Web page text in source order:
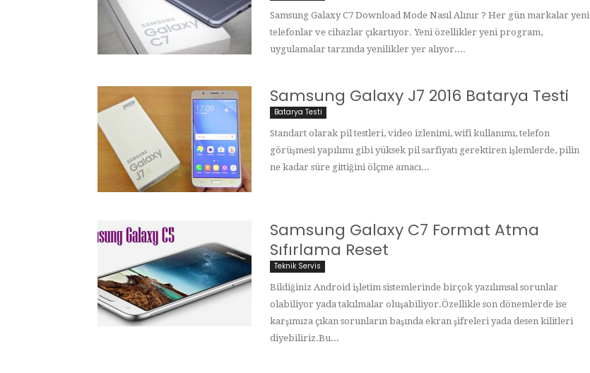
Samsung Galaxy C7 Download Mode Nasıl Alınır ? Her gün markalar yeni
telefonlar ve cihazlar çıkartıyor. Yeni özellikler yeni program,
uygulamalar tarzında yenilikler yer alıyor....
Samsung Galaxy J7 2016 Batarya Testi
Batarya Testi
Standart olarak pil testleri, video izlenimi, wifi kullanımı, telefon
görüşmesi yapılımı gibi yüksek pil sarfiyatı gerektiren işlemlerde, pilin
ne kadar süre gittiğini ölçme amacı...
Samsung Galaxy C7 Format Atma
Sıfırlama Reset
Teknik Servis
Bildiğiniz Android işletim sistemlerinde birçok yazılımsal sorunlar
olabiliyor yada takılmalar oluşabiliyor.Özellikle son dönemlerde ise
karşımıza çıkan sorunların başında ekran şifreleri yada desen kilitleri
diyebiliriz.Bu...